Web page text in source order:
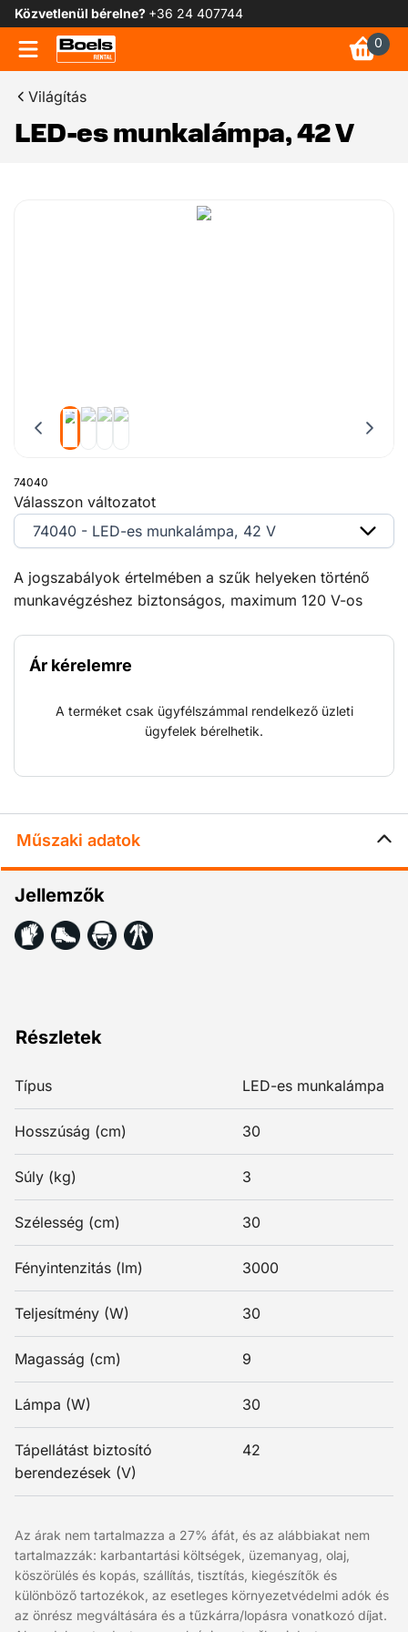
Közvetlenül bérelne? +36 24 407744
0
Világítás
LED-es munkalámpa, 42 V
74040
A jogszabályok értelmében a szűk helyeken történő
munkavégzéshez biztonságos, maximum 120 V-os
értéket kell tartani. A biztonságos munkavégzés
érdekében széles választékban tartunk készleten 42 V-
leginkább megfelelő és jóváhagyott világítórendszert
tudjuk biztosítani. Folyamatosan nyomon követjük a
körét, számos előnyük miatt pedig folyamatosan
Ár kérelemre
A terméket csak ügyfélszámmal rendelkező üzleti
ügyfelek bérelhetik.
Válasszon változatot
74040 - LED-es munkalámpa, 42 V
Műszaki adatok
Részletek
Típus LED-es munkalámpa
Hosszúság (cm) 30
Súly (kg) 3
Szélesség (cm) 30
Fényintenzitás (lm) 3000
Teljesítmény (W) 30
Magasság (cm) 9
Lámpa (W) 30
Tápellátást biztosító
berendezések (V)
42
Jellemzők
Az árak nem tartalmazza a 27% áfát, és az alábbiakat nem
tartalmazzák: karbantartási költségek, üzemanyag, olaj,
köszörülés és kopás, szállítás, tisztítás, kiegészítők és
különböző tartozékok, az esetleges környezetvédelmi adók és
az önrész megváltására és a tűzkárra/lopásra vonatkozó díjat.